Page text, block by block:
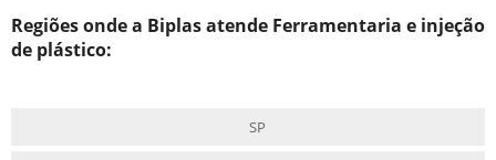
INJEÇÃO DE PEÇAS PLÁSTICAS
Regiões onde a Biplas atende Ferramentaria e injeção
de plástico:
SP